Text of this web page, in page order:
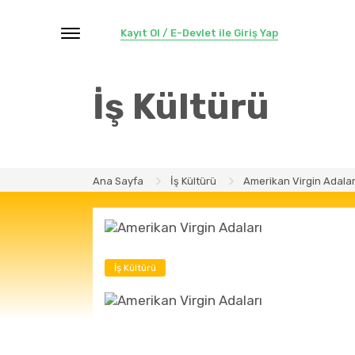
Kayıt Ol / E-Devlet ile Giriş Yap
İş Kültürü
Ana Sayfa İş Kültürü Amerikan Virgin
İş Kültürü